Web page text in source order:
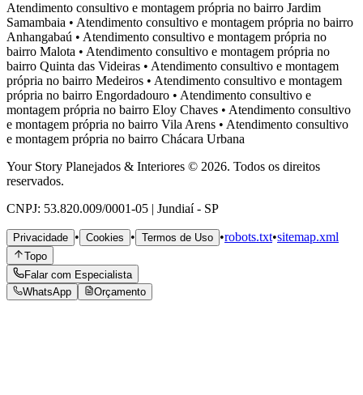
Atendimento consultivo e montagem própria no bairro Jardim
Samambaia • Atendimento consultivo e montagem própria no bairro
Anhangabaú • Atendimento consultivo e montagem própria no
bairro Malota • Atendimento consultivo e montagem própria no
bairro Quinta das Videiras • Atendimento consultivo e montagem
própria no bairro Medeiros • Atendimento consultivo e montagem
própria no bairro Engordadouro • Atendimento consultivo e
montagem própria no bairro Eloy Chaves • Atendimento consultivo
e montagem própria no bairro Vila Arens • Atendimento consultivo
e montagem própria no bairro Chácara Urbana
Your Story Planejados & Interiores © 2026. Todos os direitos
reservados.
CNPJ: 53.820.009/0001-05 | Jundiaí - SP
Privacidade • Cookies • Termos de Uso •robots.txt•sitemap.xml
Topo
Falar com Especialista
WhatsApp
Orçamento